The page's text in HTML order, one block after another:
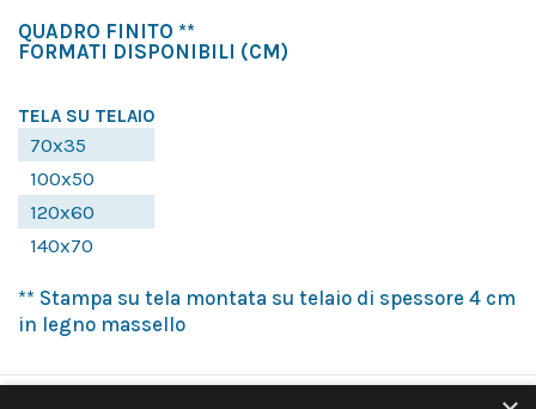
QUADRO FINITO **
FORMATI DISPONIBILI (CM)
TELA SU TELAIO
70x35
100x50
120x60
140x70
** Stampa su tela montata su telaio di spessore 4 cm
in legno massello